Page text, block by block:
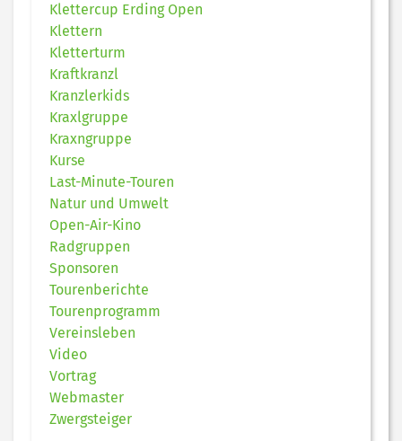
Klettercup Erding Open
Klettern
Kletterturm
Kraftkranzl
Kranzlerkids
Kraxlgruppe
Kraxngruppe
Kurse
Last-Minute-Touren
Natur und Umwelt
Open-Air-Kino
Radgruppen
Sponsoren
Tourenberichte
Tourenprogramm
Vereinsleben
Video
Vortrag
Webmaster
Zwergsteiger